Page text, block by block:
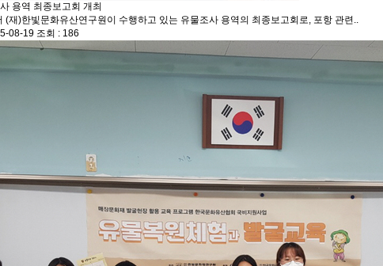
용역 최종보고회 개최
재)한빛문화유산연구원이 수행하고 있는 유물조사 용역의 최종보고회로, 포항 관련..
08-19 조회 : 186